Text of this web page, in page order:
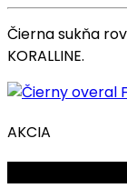
Čierna sukňa
KORALLINE.
AKCIA